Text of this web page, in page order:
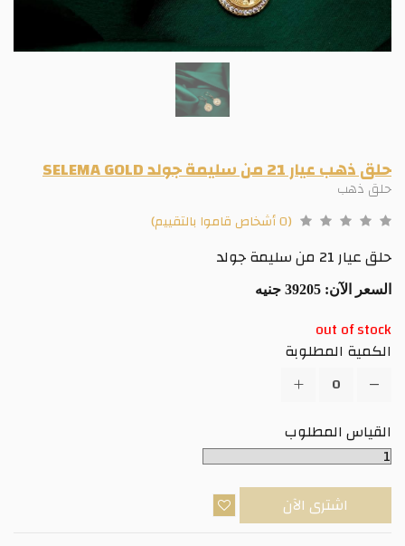
حلق ذهب عيار 21 من سليمة جولد SELEMA GOLD
حلق ذهب
(0 أشخاص قاموا بالتقييم)
حلق عيار 21 من سليمة جولد
السعر الآن:
out of stock
الكمية المطلوبة
القياس المطلوب
اشترى الآن